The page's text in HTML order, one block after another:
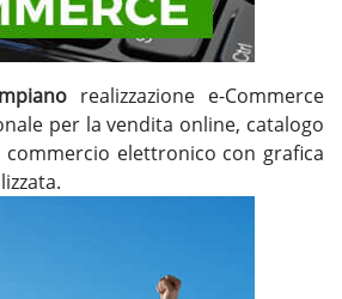
realizzazione e-Commerce
per la vendita online, catalogo
elettronico con grafica